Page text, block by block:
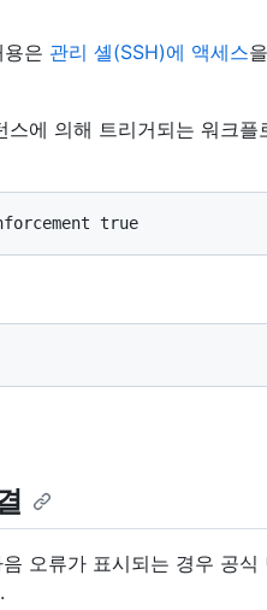
은 관리 셸(SSH)에 액세스
에 의해 트리거되는 워크플
오류가 표시되는 경우 공식